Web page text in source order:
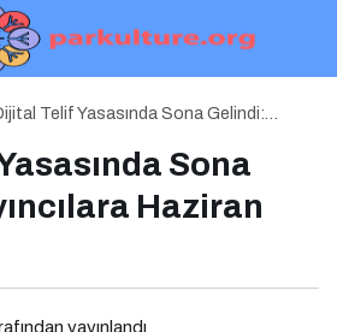
Telif Yasasında Sona Gelindi:
Sona
Haziran
yayınlandı
Dilekçesi Nasıl Hazırlanır?